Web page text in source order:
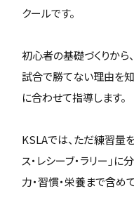
クールです。
初心者の基礎づくりから
試合で勝てない理由を
に合わせて指導します。
KSLAでは、ただ練習量
ス・レシーブ・ラリー」に
力・習慣・栄養まで含め